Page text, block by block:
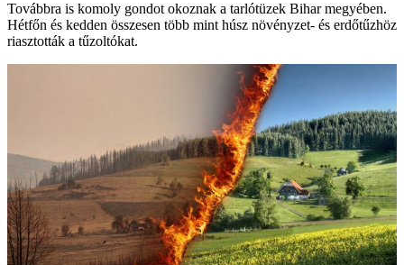
Továbbra is komoly gondot okoznak a tarlótüzek Bihar megyében.
Hétfőn és kedden összesen több mint húsz növényzet- és erdőtűzhöz
riasztották a tűzoltókat.